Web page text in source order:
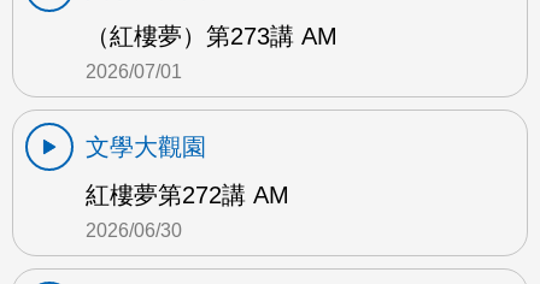
（紅樓夢）第273講 AM
2026/07/01
文學大觀園
紅樓夢第272講 AM
2026/06/30